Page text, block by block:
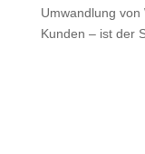
Umwandlung
Kunden – ist der